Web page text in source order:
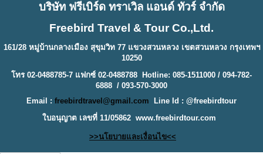
บริษัท ฟรีเบิร์ด ทราเวิล แอนด์ ทัวร์ จำกัด
Freebird Travel & Tour Co.,Ltd.
161/28 หมู่บ้านกลางเมือง สุขุมวิท 77 แขวงสวนหลวง เขตสวนหลวง กรุงเทพฯ
10250
โทร 02-0488785-7 แฟกซ์ 02-0488788 Hotline: 085-1511000 / 094-782-
6888 / 093-570-3000
Email : freebirdtravel@gmail.com
Line Id : @freebirdtour
ใบอนุญาต เลขที่ 11/05862 www.freebirdtour.com
>>นโยบายและเงื่อนไข<<